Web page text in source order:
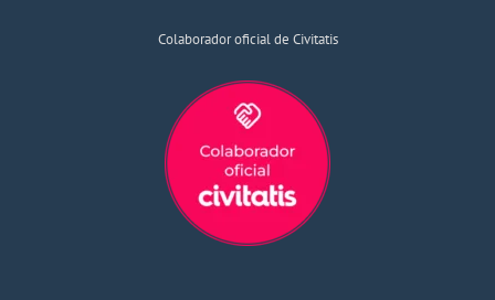
Colaborador oficial de Civitatis